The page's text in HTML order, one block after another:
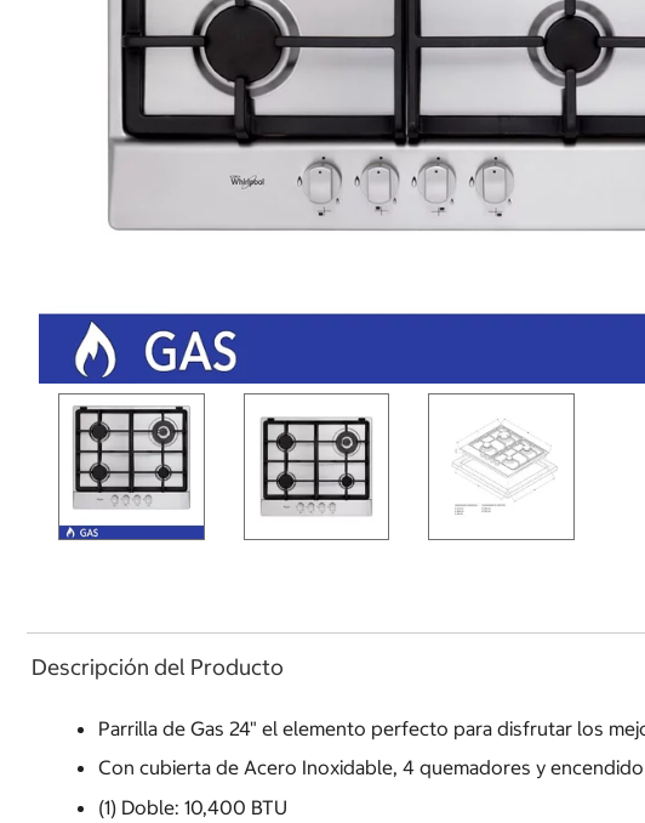
Descripción del Producto
Parrilla de Gas 24" el elemento perfecto para disfrutar los
Con cubierta de Acero Inoxidable, 4 quemadores y
(1) Doble: 10,400 BTU